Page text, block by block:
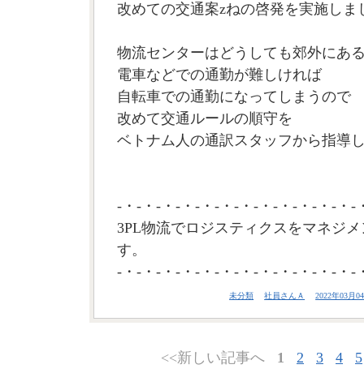
改めての交通案zねの啓発を実施しま
物流センターはどうしても郊外にあ
電車などでの通勤が難しければ
自転車での通勤になってしまうので
改めて交通ルールの順守を
ベトナム人の通訳スタッフから指導
-・-・-・-・-・-・-・-・-・-・-・-・-
3PL物流でロジスティクスをマネジ
す。
-・-・-・-・-・-・-・-・-・-・-・-・-
未分類 社員さんＡ 2022年03月
<<新しい記事へ 1 2 3 4 5